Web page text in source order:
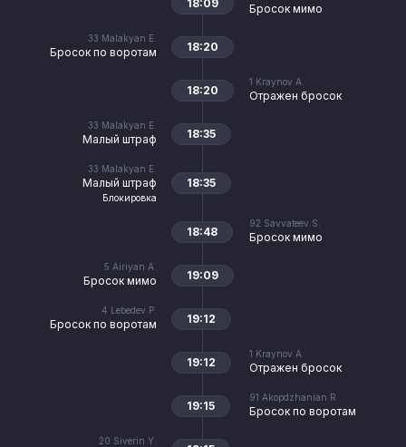
Бросок мимо
18:09
33 Malakyan E.
Бросок по воротам 18:20
1 Kraynov A.
Отражен бросок
18:20
33 Malakyan E.
Малый штраф 18:35
33 Malakyan E.
Малый штраф
Блокировка
18:35
92 Savvateev S.
Бросок мимо
18:48
5 Airiyan A.
Бросок мимо 19:09
4 Lebedev P.
Бросок по воротам 19:12
1 Kraynov A.
Отражен бросок
19:12
91 Akopdzhanian R.
Бросок по воротам
19:15
20 Siverin Y.